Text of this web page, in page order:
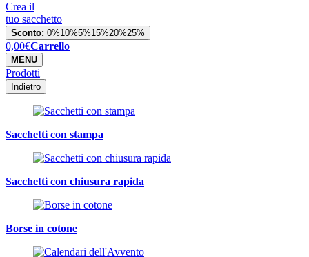
Crea il
tuo sacchetto
Sconto: 0%10%5%15%20%25%
0,00€Carrello
MENU
Prodotti
Indietro
Sacchetti con stampa
Sacchetti con chiusura rapida
Borse in cotone